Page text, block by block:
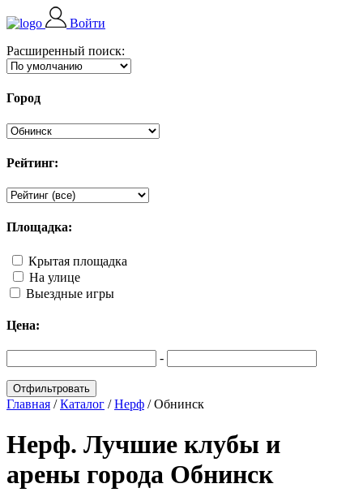
Войти
Расширенный поиск:
Город
Рейтинг:
Площадка:
Крытая площадка
На улице
Выездные игры
Цена:
-
Главная /Каталог /Нерф /Обнинск
Нерф. Лучшие клубы и
арены города Обнинск